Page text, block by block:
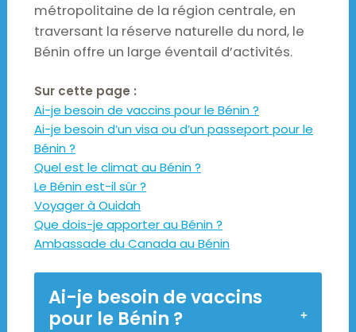
métropolitaine de la région centrale, en
traversant la réserve naturelle du nord, le
Bénin offre un large éventail d’activités.
Sur cette page :
Ai-je besoin de vaccins pour le Bénin ?
Ai-je besoin d’un visa ou d’un passeport pour le
Bénin ?
Quel est le climat au Bénin ?
Le Bénin est-il sûr ?
Voyager à Ouidah
Que dois-je apporter au Bénin ?
Ambassade du Canada au Bénin
Ai-je besoin de vaccins
pour le Bénin ?